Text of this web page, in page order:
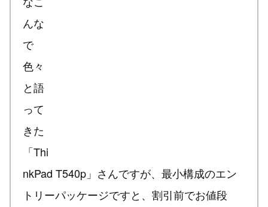
んな
で
色々
と語
って
きた
「Thi
nkPad T540p」さんですが、最小構成のエン
トリーパッケージですと、割引前でお値段